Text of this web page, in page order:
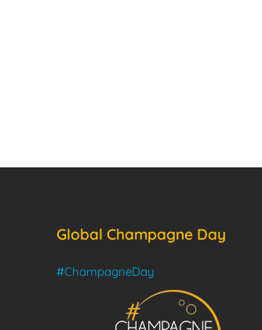
Global Champagne Day
#ChampagneDay